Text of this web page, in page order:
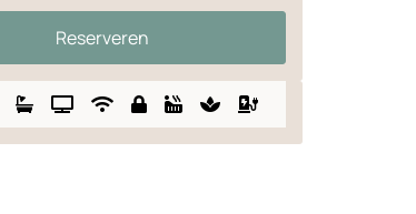
Reserveren